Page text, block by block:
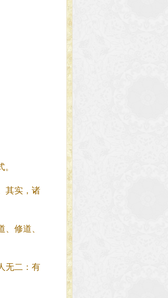
其实，诸
修道、
无二：有